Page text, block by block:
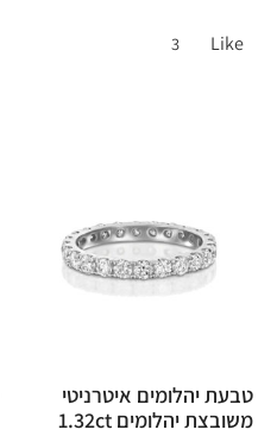
Like
3
טבעת יהלומים איטרניטי
משובצת יהלומים 1.32ct